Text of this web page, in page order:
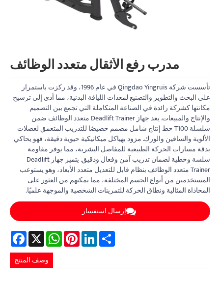
مدرب رفع الأثقال متعدد الوظائف
تأسست شركة Qingdao Yingruis في عام 1996، وقد ركزت باستمرار
على البحث والتطوير والتصنيع لمعدات اللياقة البدنية، مما أدى إلى ترسيخ
مكانتها كشركة رائدة في الصناعة المتكاملة التي تجمع بين التصميم
والإنتاج والمبيعات. يعد جهاز Deadlift Trainer متعدد الوظائف ضمن
سلسلة T100 خط إنتاج شامل مصمم خصيصًا للتدريب المتعمق لعضلات
الألوية والساقين والورك. مزود بهياكل ميكانيكية حيوية دقيقة، فهو يحاكي
بدقة مسارات الحركة الطبيعية للمفاصل البشرية، مما يوفر مقاومة
سلسة وخطية لضمان تدريب آمن وفعال ودقيق. يتميز جهاز Deadlift
Trainer متعدد الوظائف بنظام قابل للتعديل متعدد الأبعاد، وهو يستوعب
المستخدمين من أنواع الجسم المختلفة، مما يمكنهم من العثور على
المحاذاة المثالية ونطاق الحركة للتمرينات الشخصية والموجهة علميًا.
إرسال استفسار
X
WhatsAppPinterestLinkedInShare
وصف المنتج